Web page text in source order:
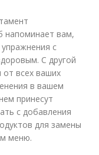
напоминает вам,
с
С другой
всех ваших
в вашем
принесут
с добавления
для замены
меню.